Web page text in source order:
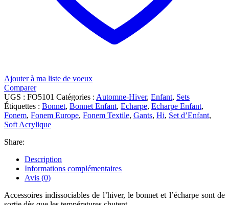
Ajouter à ma liste de voeux
Comparer
UGS : FO5101 Catégories : Automne-Hiver, Enfant, Sets
Étiquettes : Bonnet, Bonnet Enfant, Echarpe, Echarpe Enfant,
Fonem, Fonem Europe, Fonem Textile, Gants, Hi, Set d’Enfant,
Soft Acrylique
Share:
Description
Informations complémentaires
Avis (0)
Accessoires indissociables de l’hiver, le bonnet et l’écharpe sont de